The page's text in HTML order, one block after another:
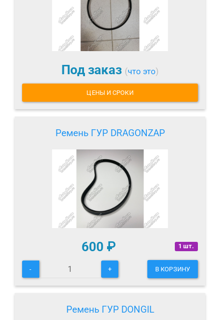
Под заказ (что это)
ЦЕНЫ И СРОКИ
Ремень ГУР DRAGONZAP
1 шт.
600 ₽
- + В КОРЗИНУ
Ремень ГУР DONGIL